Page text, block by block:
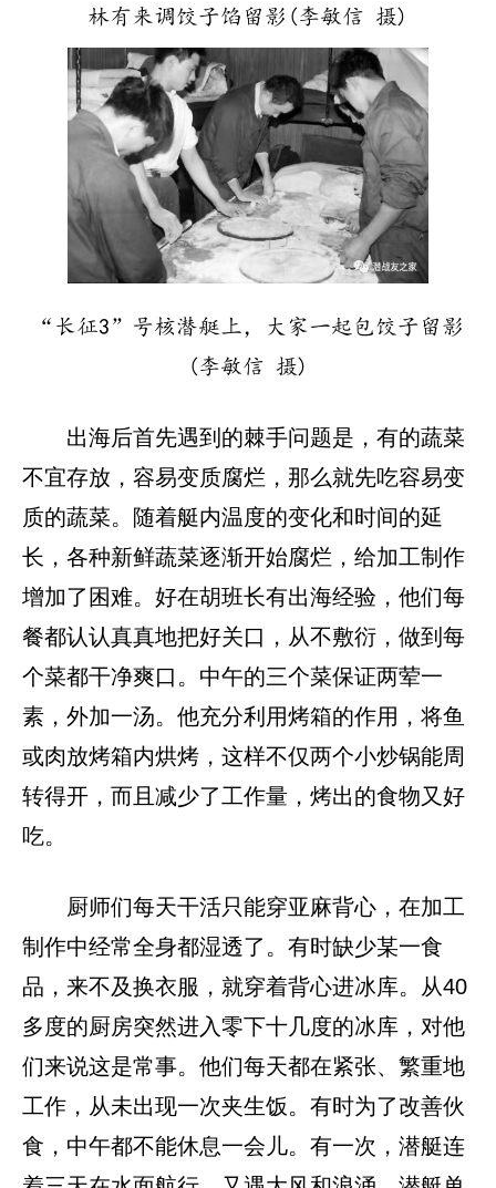
林有来调饺子馅留影(李敏信 摄)
“长征3”号核潜艇上，大家一起包饺子留影
(李敏信 摄)
出海后首先遇到的棘手问题是，有的蔬菜
不宜存放，容易变质腐烂，那么就先吃容易变
质的蔬菜。随着艇内温度的变化和时间的延
长，各种新鲜蔬菜逐渐开始腐烂，给加工制作
增加了困难。好在胡班长有出海经验，他们每
餐都认认真真地把好关口，从不敷衍，做到每
个菜都干净爽口。中午的三个菜保证两荤一
素，外加一汤。他充分利用烤箱的作用，将鱼
或肉放烤箱内烘烤，这样不仅两个小炒锅能周
转得开，而且减少了工作量，烤出的食物又好
吃。
厨师们每天干活只能穿亚麻背心，在加工
制作中经常全身都湿透了。有时缺少某一食
品，来不及换衣服，就穿着背心进冰库。从40
多度的厨房突然进入零下十几度的冰库，对他
们来说这是常事。他们每天都在紧张、繁重地
工作，从未出现一次夹生饭。有时为了改善伙
食，中午都不能休息一会儿。有一次，潜艇连